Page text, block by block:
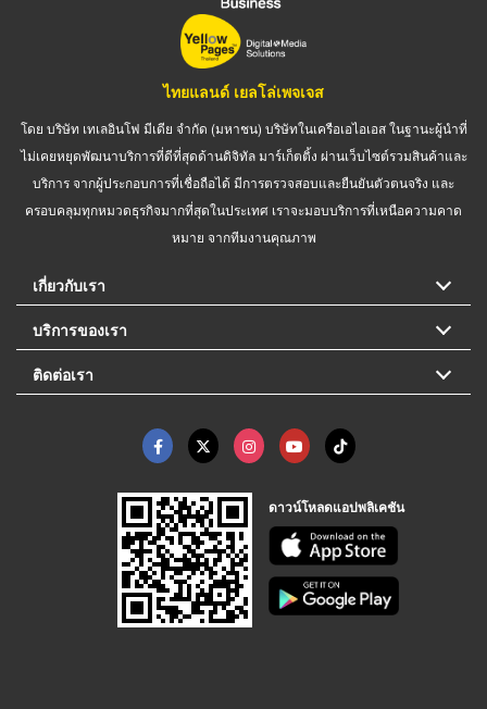
ไทยแลนด์ เยลโล่เพจเจส
โดย บริษัท เทเลอินโฟ มีเดีย จำกัด (มหาชน) บริษัทในเครือเอไอเอส ในฐานะผู้นำที่
ไม่เคยหยุดพัฒนาบริการที่ดีที่สุดด้านดิจิทัล มาร์เก็ตติ้ง ผ่านเว็บไซต์รวมสินค้าและ
บริการ จากผู้ประกอบการที่เชื่อถือได้ มีการตรวจสอบและยืนยันตัวตนจริง และ
ครอบคลุมทุกหมวดธุรกิจมากที่สุดในประเทศ เราจะมอบบริการที่เหนือความคาด
หมาย จากทีมงานคุณภาพ
เกี่ยวกับเรา
บริการของเรา
ติดต่อเรา
ดาวน์โหลดแอปพลิเคชัน